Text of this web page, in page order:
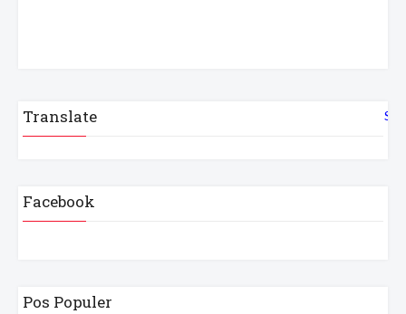
Translate
Facebook
Pos Populer